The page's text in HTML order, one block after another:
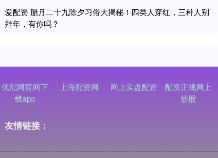
爱配资 腊月二十九除夕习俗大揭秘！四类人穿红，三种人别
拜年，有你吗？
优配网官网下
载app
上海配资网 网上实盘配资
配资正规网上
炒股
友情链接：